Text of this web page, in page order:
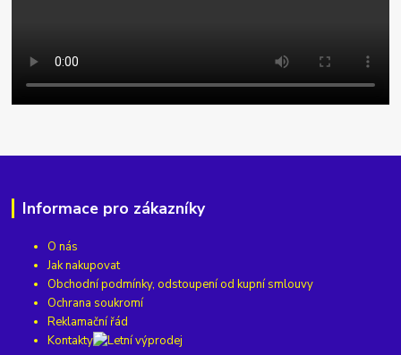
Informace pro zákazníky
O nás
Jak nakupovat
Obchodní podmínky, odstoupení od kupní smlouvy
Ochrana soukromí
Reklamační řád
Kontakty